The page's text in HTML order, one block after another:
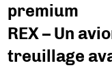
premium
REX – Un
treuillage